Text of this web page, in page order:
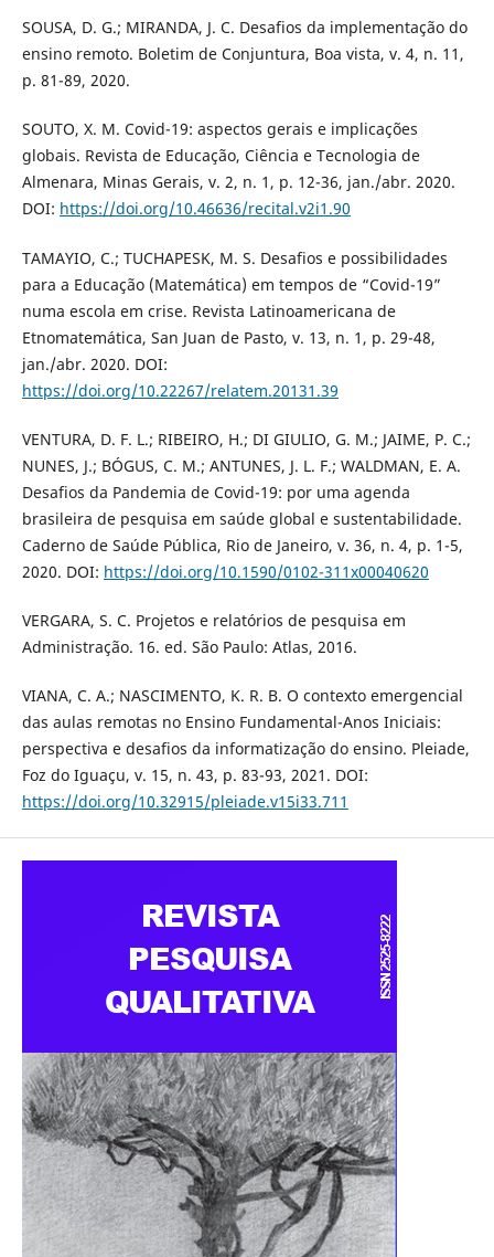
SOUSA, D. G.; MIRANDA, J. C. Desafios da implementação do
ensino remoto. Boletim de Conjuntura, Boa vista, v. 4, n. 11,
p. 81-89, 2020.
SOUTO, X. M. Covid-19: aspectos gerais e implicações
globais. Revista de Educação, Ciência e Tecnologia de
Almenara, Minas Gerais, v. 2, n. 1, p. 12-36, jan./abr. 2020.
DOI: https://doi.org/10.46636/recital.v2i1.90
TAMAYIO, C.; TUCHAPESK, M. S. Desafios e possibilidades
para a Educação (Matemática) em tempos de “Covid-19”
numa escola em crise. Revista Latinoamericana de
Etnomatemática, San Juan de Pasto, v. 13, n. 1, p. 29-48,
jan./abr. 2020. DOI:
https://doi.org/10.22267/relatem.20131.39
VENTURA, D. F. L.; RIBEIRO, H.; DI GIULIO, G. M.; JAIME, P. C.;
NUNES, J.; BÓGUS, C. M.; ANTUNES, J. L. F.; WALDMAN, E. A.
Desafios da Pandemia de Covid-19: por uma agenda
brasileira de pesquisa em saúde global e sustentabilidade.
Caderno de Saúde Pública, Rio de Janeiro, v. 36, n. 4, p. 1-5,
2020. DOI: https://doi.org/10.1590/0102-311x00040620
VERGARA, S. C. Projetos e relatórios de pesquisa em
Administração. 16. ed. São Paulo: Atlas, 2016.
VIANA, C. A.; NASCIMENTO, K. R. B. O contexto emergencial
das aulas remotas no Ensino Fundamental-Anos Iniciais:
perspectiva e desafios da informatização do ensino. Pleiade,
Foz do Iguaçu, v. 15, n. 43, p. 83-93, 2021. DOI:
https://doi.org/10.32915/pleiade.v15i33.711